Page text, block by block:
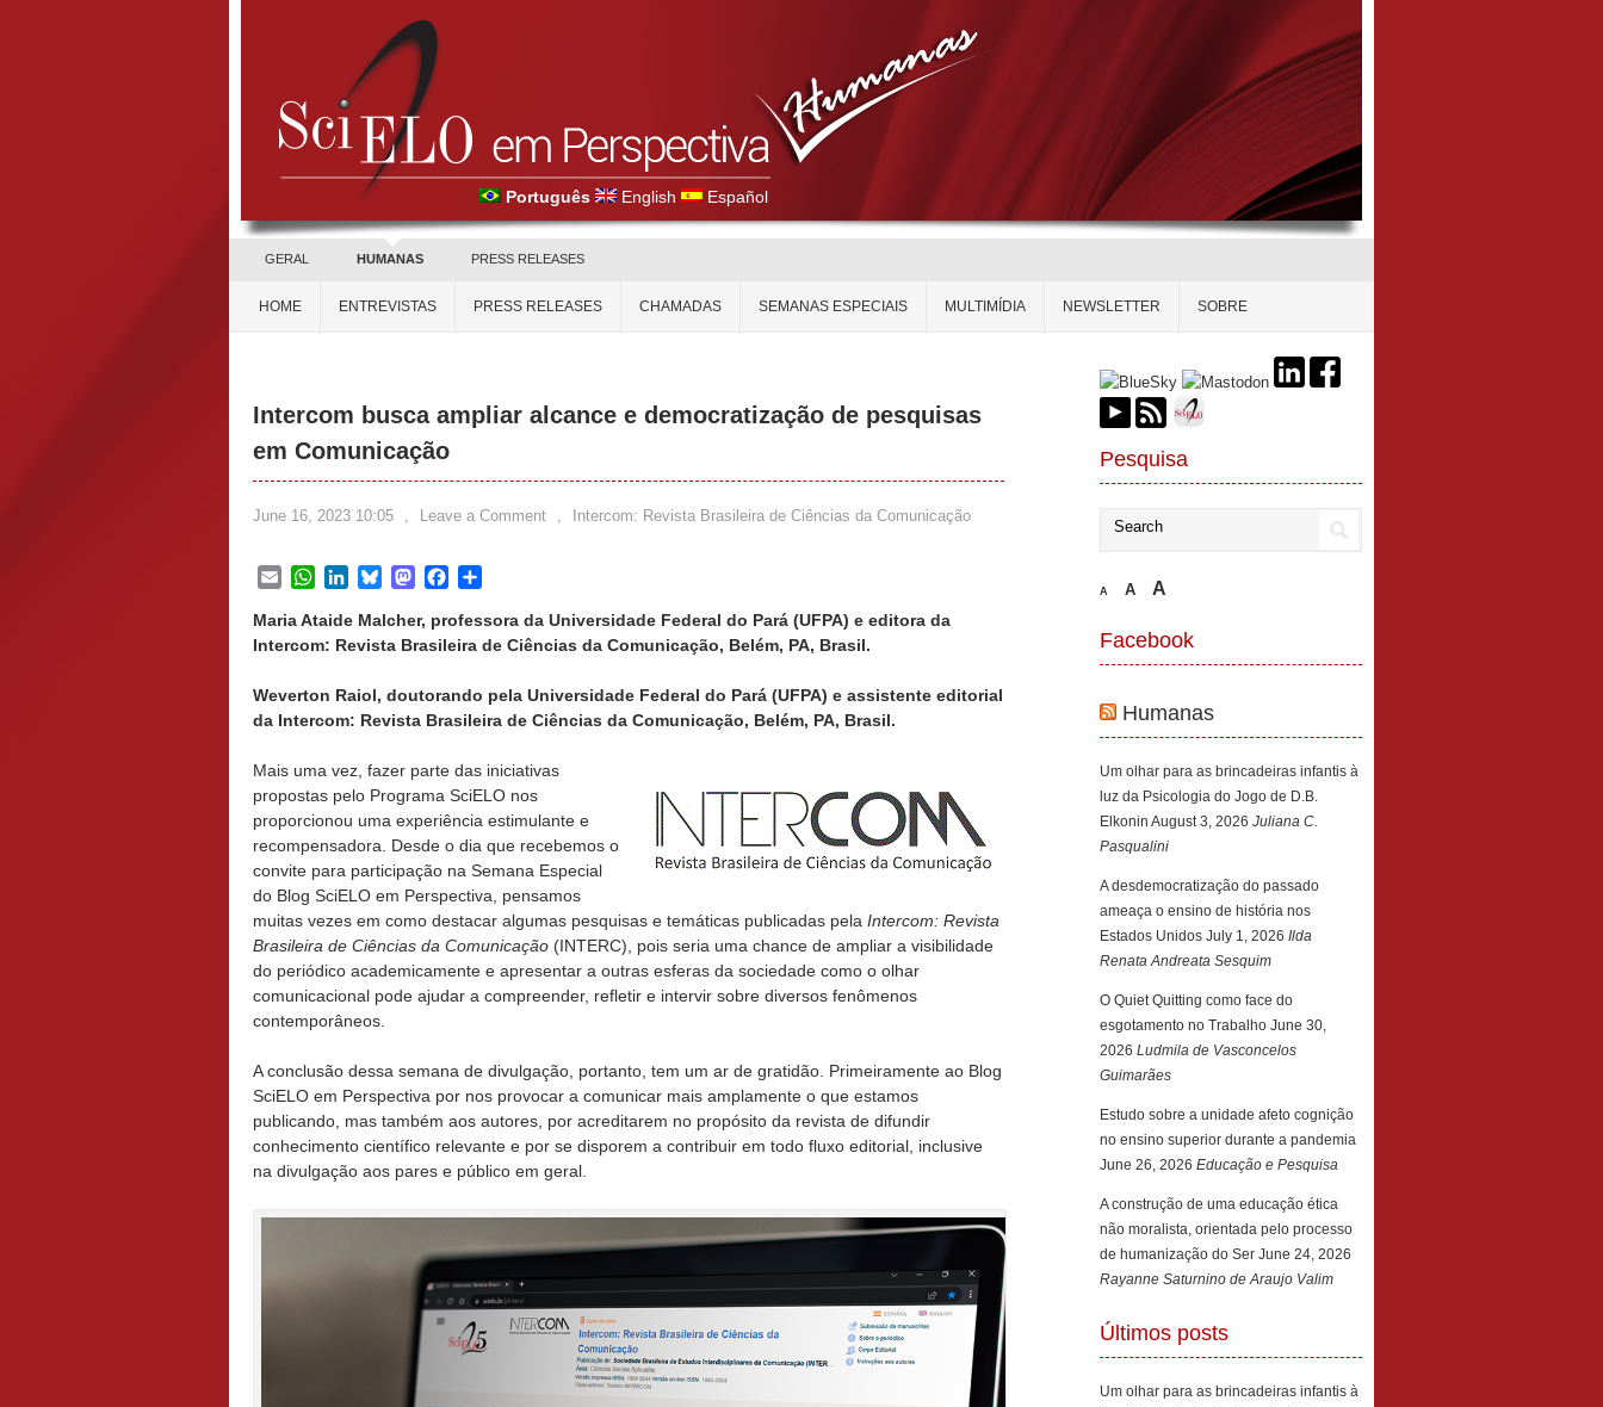
Português English Español
GERAL HUMANAS PRESS RELEASES
HOME ENTREVISTAS PRESS RELEASES CHAMADAS SEMANAS ESPECIAIS MULTIMÍDIA NEWSLETTER SOBRE
Intercom busca ampliar alcance e democratização de pesquisas
em Comunicação
June 16, 2023 10:05 , Leave a Comment , Intercom: Revista Brasileira de Ciências da Comunicação
EmailWhatsApp
LinkedInBlueskyMastodonFacebook
Maria Ataide Malcher, professora da Universidade Federal do Pará (UFPA) e editora da
Intercom: Revista Brasileira de Ciências da Comunicação, Belém, PA, Brasil.
Weverton Raiol, doutorando pela Universidade Federal do Pará (UFPA) e assistente editorial
da Intercom: Revista Brasileira de Ciências da Comunicação, Belém, PA, Brasil.
Mais uma vez, fazer parte das iniciativas
propostas pelo Programa SciELO nos
proporcionou uma experiência estimulante e
recompensadora. Desde o dia que recebemos o
convite para participação na Semana Especial
do Blog SciELO em Perspectiva, pensamos
muitas vezes em como destacar algumas pesquisas e temáticas publicadas pela Intercom: Revista
Brasileira de Ciências da Comunicação (INTERC), pois seria uma chance de ampliar a visibilidade
do periódico academicamente e apresentar a outras esferas da sociedade como o olhar
comunicacional pode ajudar a compreender, refletir e intervir sobre diversos fenômenos
contemporâneos.
A conclusão dessa semana de divulgação, portanto, tem um ar de gratidão. Primeiramente ao Blog
SciELO em Perspectiva por nos provocar a comunicar mais amplamente o que estamos
publicando, mas também aos autores, por acreditarem no propósito da revista de difundir
conhecimento científico relevante e por se disporem a contribuir em todo fluxo editorial, inclusive
na divulgação aos pares e público em geral.
Pesquisa
A A A
Facebook
Humanas
Um olhar para as brincadeiras infantis à
luz da Psicologia do Jogo de D.B.
Elkonin August 3, 2026 Juliana C.
Pasqualini
A desdemocratização do passado
ameaça o ensino de história nos
Estados Unidos July 1, 2026 Ilda
Renata Andreata Sesquim
O Quiet Quitting como face do
esgotamento no Trabalho June 30,
2026 Ludmila de Vasconcelos
Guimarães
Estudo sobre a unidade afeto cognição
no ensino superior durante a pandemia
June 26, 2026 Educação e Pesquisa
A construção de uma educação ética
não moralista, orientada pelo processo
de humanização do Ser June 24, 2026
Rayanne Saturnino de Araujo Valim
Últimos posts
Um olhar para as brincadeiras infantis à